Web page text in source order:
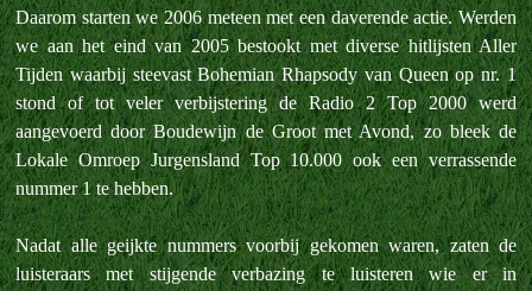
Daarom starten we 2006 meteen met een daverende actie. Werden
we aan het eind van 2005 bestookt met diverse hitlijsten Aller
Tijden waarbij steevast Bohemian Rhapsody van Queen op nr. 1
stond of tot veler verbijstering de Radio 2 Top 2000 werd
aangevoerd door Boudewijn de Groot met Avond, zo bleek de
Lokale Omroep Jurgensland Top 10.000 ook een verrassende
nummer 1 te hebben.
Nadat alle geijkte nummers voorbij gekomen waren, zaten de
luisteraars met stijgende verbazing te luisteren wie er in